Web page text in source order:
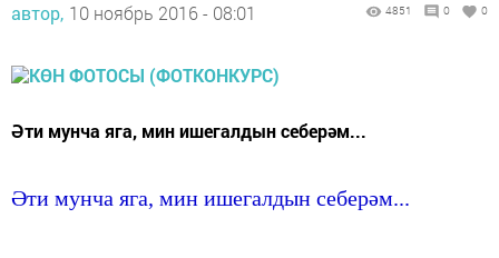
автор, 10 ноябрь 2016 - 08:01 4851 0 0
Әти мунча яга, мин ишегалдын себерәм...
Әти мунча яга, мин ишегалдын себерәм...